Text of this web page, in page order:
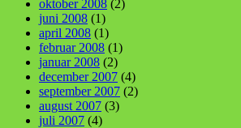
oktober 2008 (2)
juni 2008 (1)
april 2008 (1)
februar 2008 (1)
januar 2008 (2)
december 2007 (4)
september 2007 (2)
august 2007 (3)
juli 2007 (4)